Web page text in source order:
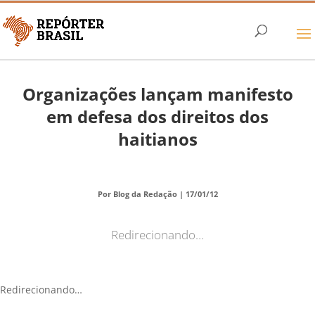
Organizações lançam manifesto
em defesa dos direitos dos
haitianos
Por Blog da Redação | 17/01/12
Redirecionando…
Redirecionando…